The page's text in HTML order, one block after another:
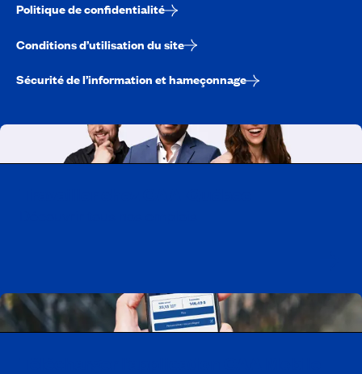
Politique de confidentialité
Conditions d’utilisation du site
Sécurité de l’information et hameçonnage